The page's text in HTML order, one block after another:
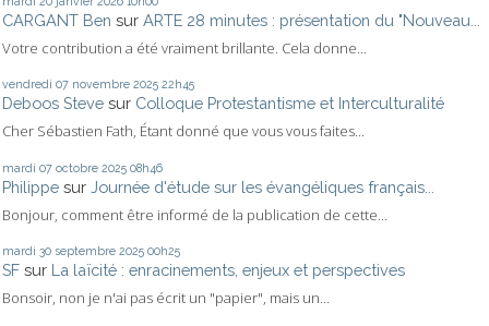
CARGANT Ben sur ARTE 28 minutes : présentation du "Nouveau...
Votre contribution a été vraiment brillante. Cela donne...
vendredi 07 novembre 2025 22h45
Deboos Steve sur Colloque Protestantisme et Interculturalité
Cher Sébastien Fath, Étant donné que vous vous faites...
mardi 07 octobre 2025 08h46
Philippe sur Journée d'étude sur les évangéliques français...
Bonjour, comment être informé de la publication de cette...
mardi 30 septembre 2025 00h25
SF sur La laïcité : enracinements, enjeux et perspectives
Bonsoir, non je n'ai pas écrit un "papier", mais un...